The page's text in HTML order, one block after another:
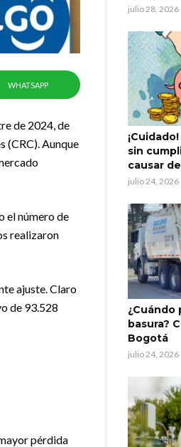
WHATSAPP
de 2024, de
(CRC). Aunque
el número de
realizaron
ajuste. Claro
de 93.528
pérdida
julio 28, 2026
sin
causar
julio 24, 2026
¿Cuándo
basura?
Bogotá
julio 24, 2026